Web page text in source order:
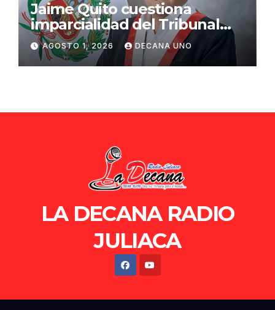
Jaime Quito cuestiona
imparcialidad del Tribunal
Constitucional tras liberación
de Ollanta Humala
AGOSTO 1, 2026 DECANA UNO
LA DECANA RADIO
JULIACA